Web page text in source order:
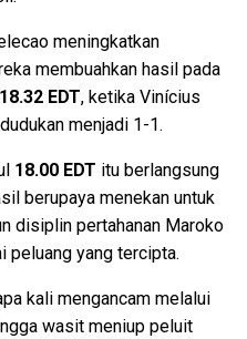
meningkatkan
membuahkan hasil pada
18.32 EDT, ketika Vinícius
menjadi 1-1.
18.00 EDT itu berlangsung
berupaya menekan untuk
disiplin pertahanan Maroko
peluang yang tercipta.
kali mengancam melalui
wasit meniup peluit